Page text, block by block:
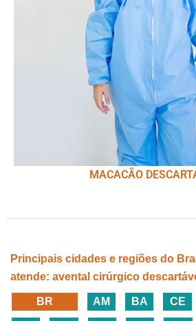
MACACÃO
Principais cidades e regiões do
atende: avental cirúrgico
BR AM BA CE